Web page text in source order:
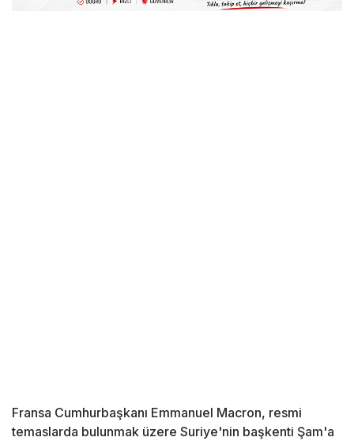
Fransa Cumhurbaşkanı Emmanuel Macron, resmi
temaslarda bulunmak üzere Suriye'nin başkenti Şam'a